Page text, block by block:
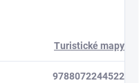
Turistické mapy
9788072244522